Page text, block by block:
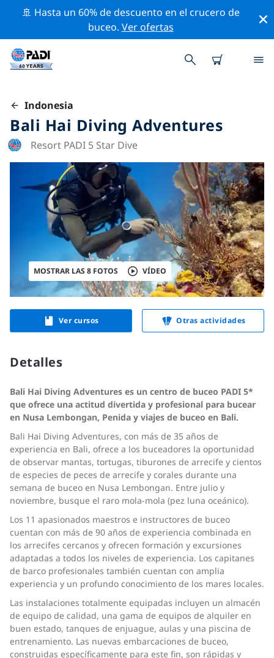
🚢 Hasta un 60% de descuento en el crucero de
buceo. Ver ofertas
Indonesia
Bali Hai Diving Adventures
Resort PADI 5 Star Dive
MOSTRAR LAS 8 FOTOS VÍDEO
Ver cursos Otras actividades
Detalles
Bali Hai Diving Adventures es un centro de buceo PADI 5*
que ofrece una actitud divertida y profesional para bucear
en Nusa Lembongan, Penida y viajes de buceo en Bali.
Bali Hai Diving Adventures, con más de 35 años de
experiencia en Bali, ofrece a los buceadores la oportunidad
de observar mantas, tortugas, tiburones de arrecife y cientos
de especies de peces de arrecife y corales durante una
semana de buceo en Nusa Lembongan. Entre julio y
noviembre, busque el raro mola-mola (pez luna oceánico).
Los 11 apasionados maestros e instructores de buceo
cuentan con más de 90 años de experiencia combinada en
los arrecifes cercanos y ofrecen formación y excursiones
adaptadas a todos los niveles de experiencia. Los capitanes
de barco profesionales también cuentan con amplia
experiencia y un profundo conocimiento de los mares locales.
Las instalaciones totalmente equipadas incluyen un almacén
de equipo de calidad, una gama de equipos de alquiler en
buen estado, tanques de enjuague, aulas y una piscina de
entrenamiento. Las nuevas embarcaciones de buceo,
construidas específicamente para este fin, son rápidas y